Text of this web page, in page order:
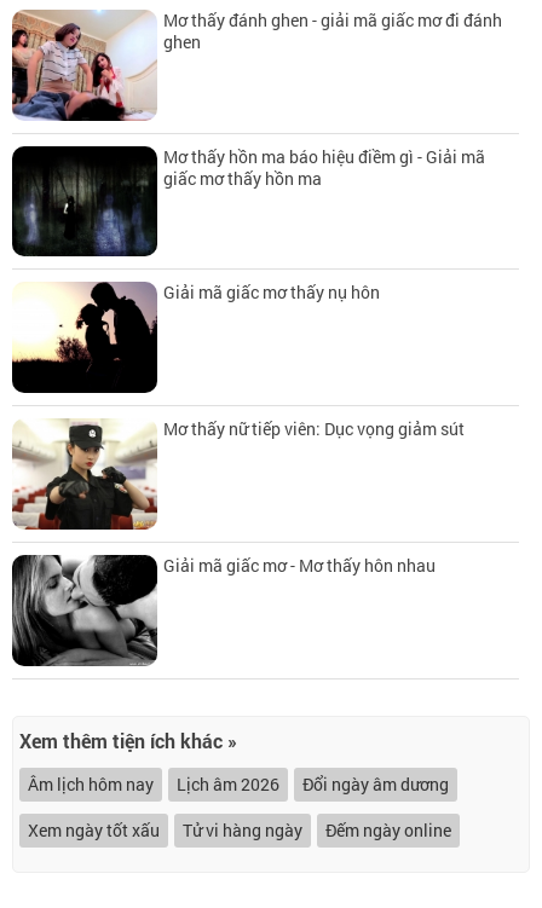
Mơ thấy đánh ghen - giải mã giấc mơ đi đánh
ghen
Mơ thấy hồn ma báo hiệu điềm gì - Giải mã
giấc mơ thấy hồn ma
Giải mã giấc mơ thấy nụ hôn
Mơ thấy nữ tiếp viên: Dục vọng giảm sút
Giải mã giấc mơ - Mơ thấy hôn nhau
Xem thêm tiện ích khác »
Âm lịch hôm nay Lịch âm 2026
Đổi ngày âm dương
Xem ngày tốt xấu
Tử vi hàng ngày Đếm ngày online